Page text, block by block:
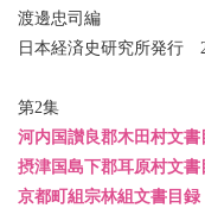
渡邊忠司編
日本経済史研究所発行
第2集
河内国讃良郡木田村文書
摂津国島下郡耳原村文書
京都町組宗林組文書目録